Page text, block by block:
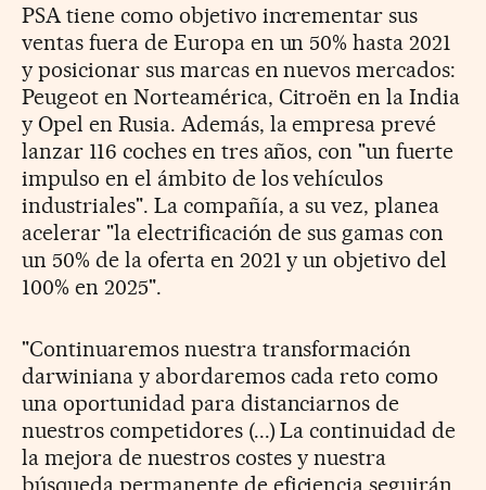
PSA tiene como objetivo incrementar sus
ventas fuera de Europa en un 50% hasta 2021
y posicionar sus marcas en nuevos mercados:
Peugeot en Norteamérica, Citroën en la India
y Opel en Rusia. Además, la empresa prevé
lanzar 116 coches en tres años, con "un fuerte
impulso en el ámbito de los vehículos
industriales". La compañía, a su vez, planea
acelerar "la electrificación de sus gamas con
un 50% de la oferta en 2021 y un objetivo del
100% en 2025".
"Continuaremos nuestra transformación
darwiniana y abordaremos cada reto como
una oportunidad para distanciarnos de
nuestros competidores (...) La continuidad de
la mejora de nuestros costes y nuestra
búsqueda permanente de eficiencia seguirán